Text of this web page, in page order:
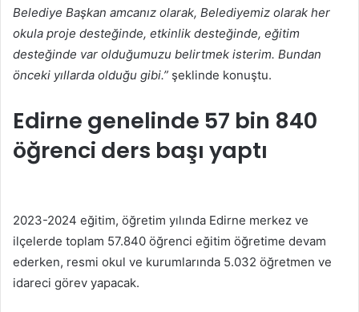
Belediye Başkan amcanız olarak, Belediyemiz olarak her
okula proje desteğinde, etkinlik desteğinde, eğitim
desteğinde var olduğumuzu belirtmek isterim. Bundan
önceki yıllarda olduğu gibi.” şeklinde konuştu.
Edirne genelinde 57 bin 840
öğrenci ders başı yaptı
2023-2024 eğitim, öğretim yılında Edirne merkez ve
ilçelerde toplam 57.840 öğrenci eğitim öğretime devam
ederken, resmi okul ve kurumlarında 5.032 öğretmen ve
idareci görev yapacak.